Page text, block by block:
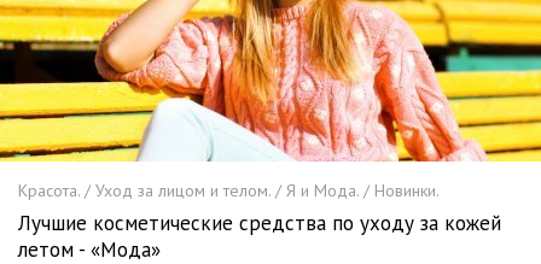
Красота. / Уход за лицом и телом. / Я и Мода. / Новинки.
Лучшие косметические средства по уходу за кожей
летом - «Мода»